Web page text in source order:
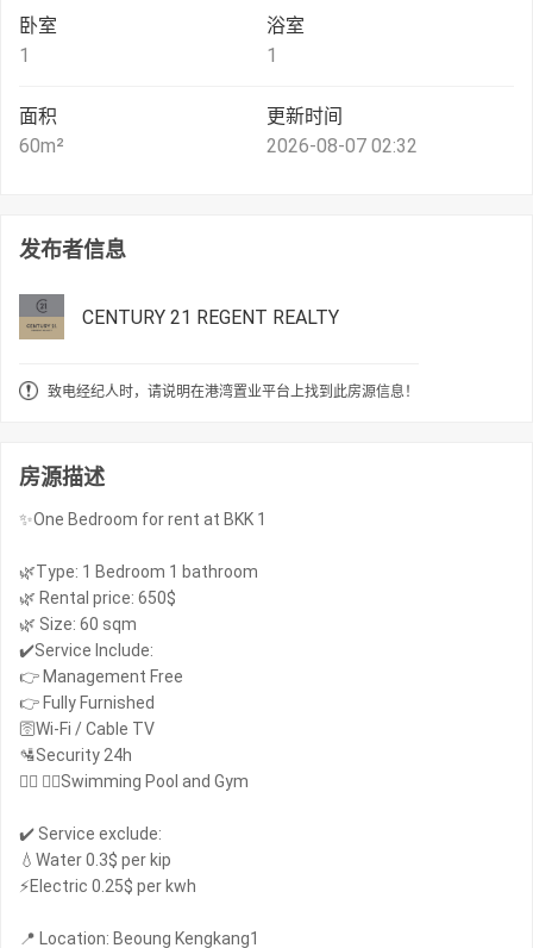
卧室
1
浴室
1
面积
60m²
更新时间
2026-08-07 02:32
发布者信息
CENTURY 21 REGENT REALTY
致电经纪人时，请说明在港湾置业平台上找到此房源信息！
房源描述
✨One Bedroom for rent at BKK 1
🌿Type: 1 Bedroom 1 bathroom
🌿 Rental price: 650$
🌿 Size: 60 sqm
✔️Service Include:
👉 Management Free
👉 Fully Furnished
🛜Wi-Fi / Cable TV
🛂Security 24h
🏊‍♂️ 🏋️‍♀️Swimming Pool and Gym
✔️ Service exclude:
💧Water 0.3$ per kip
⚡️Electric 0.25$ per kwh
📍 Location: Beoung Kengkang1